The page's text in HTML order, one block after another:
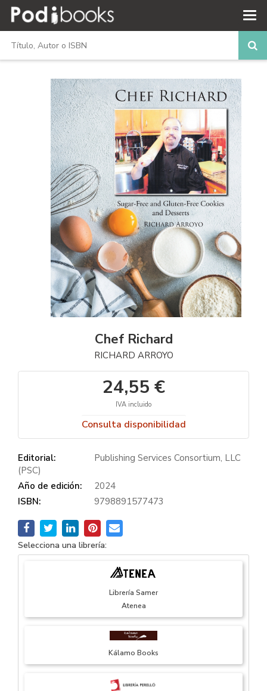
Chef Richard
RICHARD ARROYO
24,55 €
IVA incluido
Consulta disponibilidad
Editorial:
Publishing Services Consortium, LLC
(PSC)
Año de edición:
2024
ISBN:
9798891577473
Selecciona una librería:
Librería Samer
Atenea
Kálamo Books